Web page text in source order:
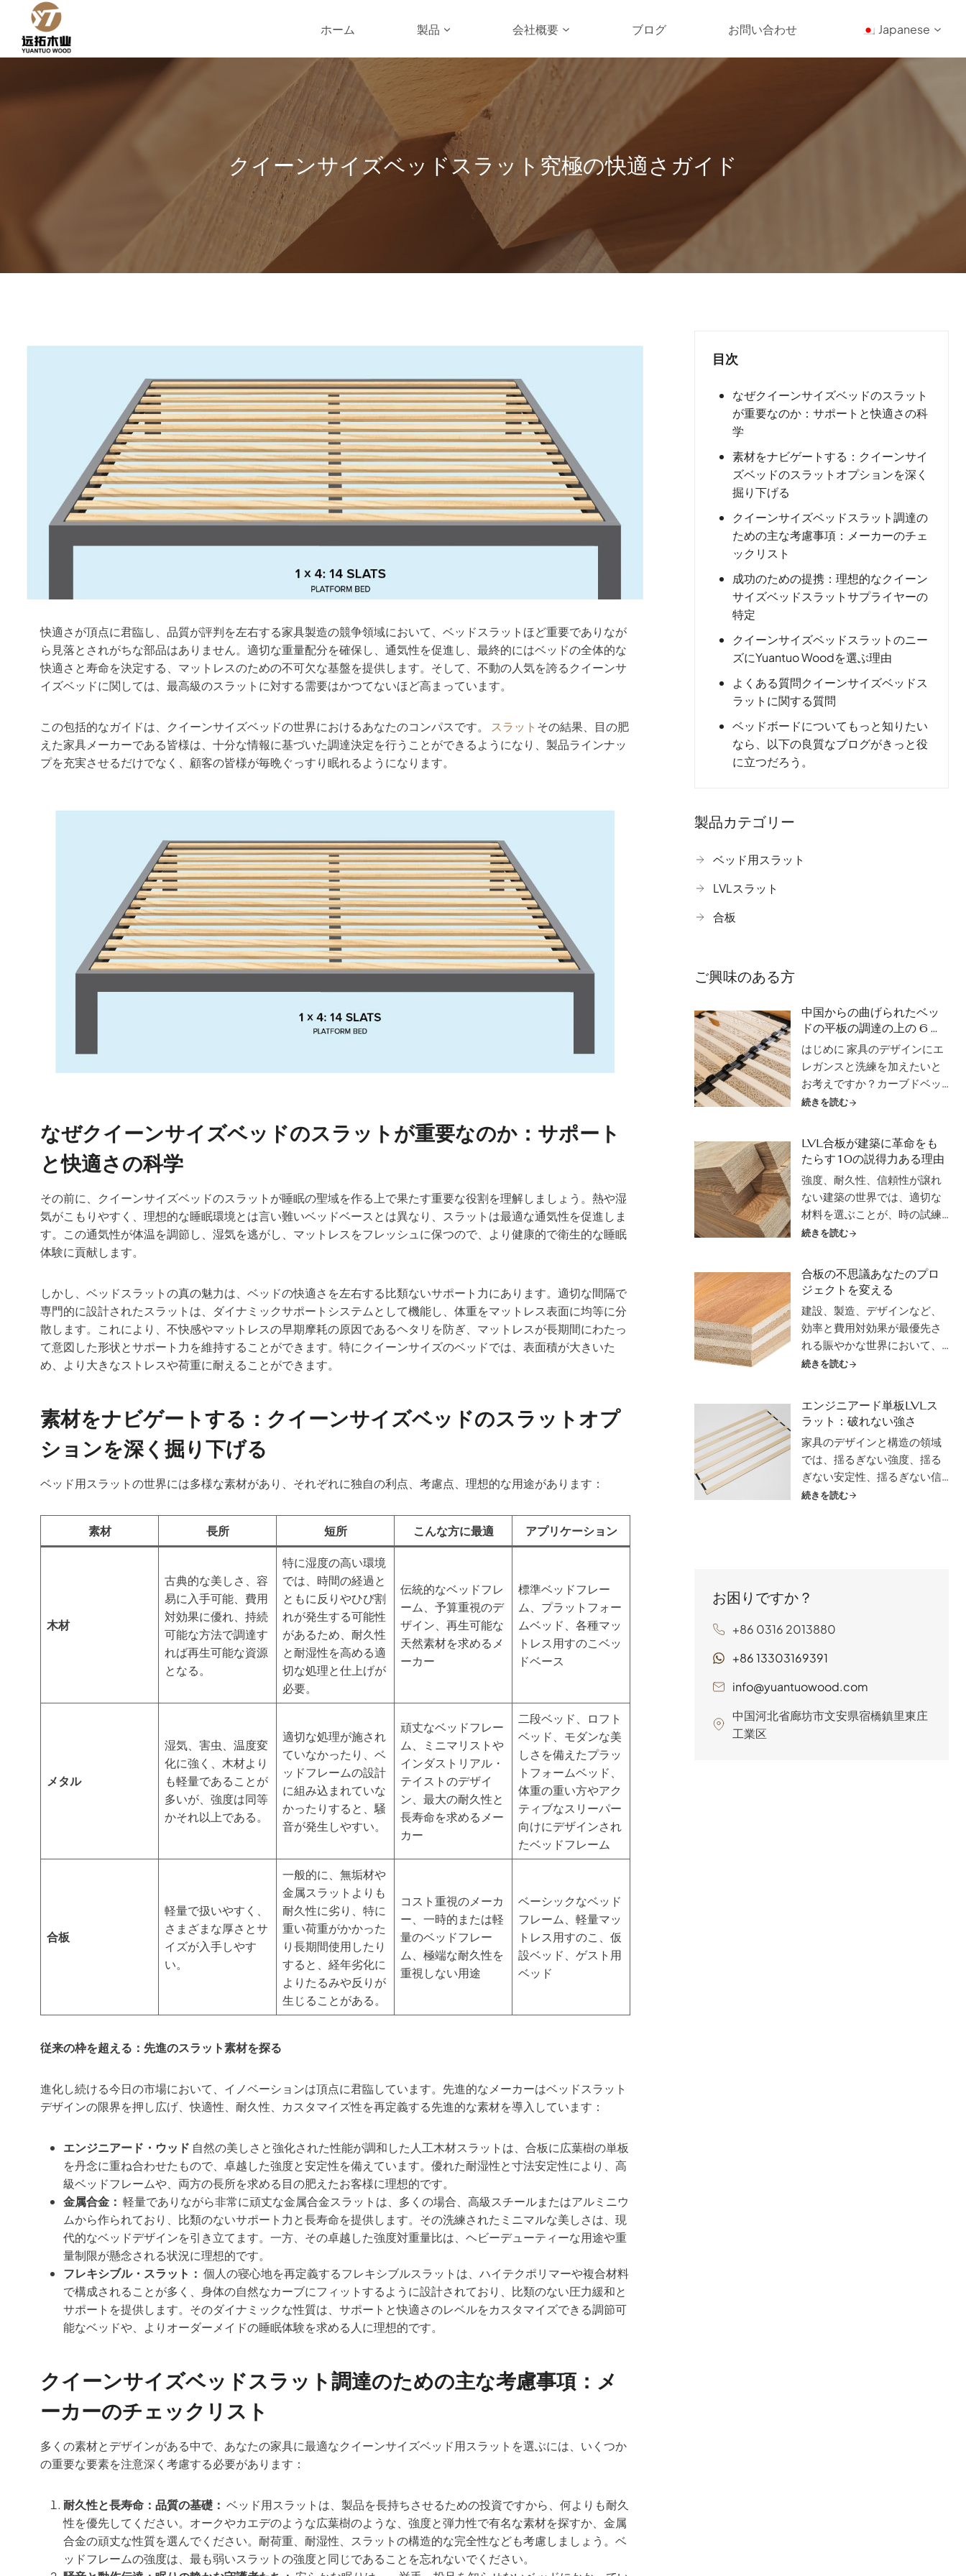
ン
ホーム 製品 会社概要 ブログ お問い合わせ Japanese
クイーンサイズベッドスラット究極の快適さガイド
快適さが頂点に君臨し、品質が評判を左右する家具製造の競争領域において、ベッドスラットほど重要でありなが
ら見落とされがちな部品はありません。適切な重量配分を確保し、通気性を促進し、最終的にはベッドの全体的な
快適さと寿命を決定する、マットレスのための不可欠な基盤を提供します。そして、不動の人気を誇るクイーンサ
イズベッドに関しては、最高級のスラットに対する需要はかつてないほど高まっています。
この包括的なガイドは、クイーンサイズベッドの世界におけるあなたのコンパスです。 スラット その結果、目の肥
えた家具メーカーである皆様は、十分な情報に基づいた調達決定を行うことができるようになり、製品ラインナッ
プを充実させるだけでなく、顧客の皆様が毎晩ぐっすり眠れるようになります。
なぜクイーンサイズベッドのスラットが重要なのか：サポート
と快適さの科学
その前に、クイーンサイズベッドのスラットが睡眠の聖域を作る上で果たす重要な役割を理解しましょう。熱や湿
気がこもりやすく、理想的な睡眠環境とは言い難いベッドベースとは異なり、スラットは最適な通気性を促進しま
す。この通気性が体温を調節し、湿気を逃がし、マットレスをフレッシュに保つので、より健康的で衛生的な睡眠
体験に貢献します。
しかし、ベッドスラットの真の魅力は、ベッドの快適さを左右する比類ないサポート力にあります。適切な間隔で
専門的に設計されたスラットは、ダイナミックサポートシステムとして機能し、体重をマットレス表面に均等に分
散します。これにより、不快感やマットレスの早期摩耗の原因であるヘタリを防ぎ、マットレスが長期間にわたっ
て意図した形状とサポート力を維持することができます。特にクイーンサイズのベッドでは、表面積が大きいた
め、より大きなストレスや荷重に耐えることができます。
素材をナビゲートする：クイーンサイズベッドのスラットオプ
ションを深く掘り下げる
ベッド用スラットの世界には多様な素材があり、それぞれに独自の利点、考慮点、理想的な用途があります：
素材 長所 短所 こんな方に最適 アプリケーション
木材
古典的な美しさ、容
易に入手可能、費用
対効果に優れ、持続
可能な方法で調達す
れば再生可能な資源
となる。
特に湿度の高い環境
では、時間の経過と
ともに反りやひび割
れが発生する可能性
があるため、耐久性
と耐湿性を高める適
切な処理と仕上げが
必要。
伝統的なベッドフレ
ーム、予算重視のデ
ザイン、再生可能な
天然素材を求めるメ
ーカー
標準ベッドフレー
ム、プラットフォー
ムベッド、各種マッ
トレス用すのこベッ
ドベース
メタル
湿気、害虫、温度変
化に強く、木材より
も軽量であることが
多いが、強度は同等
かそれ以上である。
適切な処理が施され
ていなかったり、ベ
ッドフレームの設計
に組み込まれていな
かったりすると、騒
音が発生しやすい。
頑丈なベッドフレー
ム、ミニマリストや
インダストリアル・
テイストのデザイ
ン、最大の耐久性と
長寿命を求めるメー
カー
二段ベッド、ロフト
ベッド、モダンな美
しさを備えたプラッ
トフォームベッド、
体重の重い方やアク
ティブなスリーパー
向けにデザインされ
たベッドフレーム
合板
軽量で扱いやすく、
さまざまな厚さとサ
イズが入手しやす
い。
一般的に、無垢材や
金属スラットよりも
耐久性に劣り、特に
重い荷重がかかった
り長期間使用したり
すると、経年劣化に
よりたるみや反りが
生じることがある。
コスト重視のメーカ
ー、一時的または軽
量のベッドフレー
ム、極端な耐久性を
重視しない用途
ベーシックなベッド
フレーム、軽量マッ
トレス用すのこ、仮
設ベッド、ゲスト用
ベッド
従来の枠を超える：先進のスラット素材を探る
進化し続ける今日の市場において、イノベーションは頂点に君臨しています。先進的なメーカーはベッドスラット
デザインの限界を押し広げ、快適性、耐久性、カスタマイズ性を再定義する先進的な素材を導入しています：
エンジニアード・ウッド 自然の美しさと強化された性能が調和した人工木材スラットは、合板に広葉樹の単板
を丹念に重ね合わせたもので、卓越した強度と安定性を備えています。優れた耐湿性と寸法安定性により、高
級ベッドフレームや、両方の長所を求める目の肥えたお客様に理想的です。
金属合金： 軽量でありながら非常に頑丈な金属合金スラットは、多くの場合、高級スチールまたはアルミニウ
ムから作られており、比類のないサポート力と長寿命を提供します。その洗練されたミニマルな美しさは、現
代的なベッドデザインを引き立てます。一方、その卓越した強度対重量比は、ヘビーデューティーな用途や重
量制限が懸念される状況に理想的です。
フレキシブル・スラット： 個人の寝心地を再定義するフレキシブルスラットは、ハイテクポリマーや複合材料
で構成されることが多く、身体の自然なカーブにフィットするように設計されており、比類のない圧力緩和と
サポートを提供します。そのダイナミックな性質は、サポートと快適さのレベルをカスタマイズできる調節可
能なベッドや、よりオーダーメイドの睡眠体験を求める人に理想的です。
クイーンサイズベッドスラット調達のための主な考慮事項：メ
ーカーのチェックリスト
多くの素材とデザインがある中で、あなたの家具に最適なクイーンサイズベッド用スラットを選ぶには、いくつか
の重要な要素を注意深く考慮する必要があります：
耐久性と長寿命：品質の基礎： ベッド用スラットは、製品を長持ちさせるための投資ですから、何よりも耐久
性を優先してください。オークやカエデのような広葉樹のような、強度と弾力性で有名な素材を探すか、金属
合金の頑丈な性質を選んでください。耐荷重、耐湿性、スラットの構造的な完全性なども考慮しましょう。ベ
ッドフレームの強度は、最も弱いスラットの強度と同じであることを忘れないでください。
目次
なぜクイーンサイズベッドのスラット
が重要なのか：サポートと快適さの科
学
素材をナビゲートする：クイーンサイ
ズベッドのスラットオプションを深く
掘り下げる
クイーンサイズベッドスラット調達の
ための主な考慮事項：メーカーのチェ
ックリスト
成功のための提携：理想的なクイーン
サイズベッドスラットサプライヤーの
特定
クイーンサイズベッドスラットのニー
ズにYuantuo Woodを選ぶ理由
よくある質問クイーンサイズベッドス
ラットに関する質問
ベッドボードについてもっと知りたい
なら、以下の良質なブログがきっと役
に立つだろう。
製品カテゴリー
ベッド用スラット
LVLスラット
合板
ご興味のある方
中国からの曲げられたベッ
ドの平板の調達の上の 6 利
点
はじめに 家具のデザインにエ
レガンスと洗練を加えたいと
お考えですか？カーブドベッ
ドスラットは、製品を高め、
ることができます。中国は、
高品質な曲木部品の製造にお
ける世界的リーダーとして台
頭し、お客様の特定のニーズ
を満たす幅広いオプションを
提供しています。中国...
続きを読む
LVL合板が建築に革命をも
たらす10の説得力ある理由
強度、耐久性、信頼性が譲れ
ない建築の世界では、適切な
材料を選ぶことが、時の試練
に耐えるプロジェクトと、重
プロジェクトの分かれ目にな
ります。特に、優れた耐荷重
性、スパン性能、環境要因へ
の耐性が要求される用途では
なおさらです。LVL合板の登場
です。
続きを読む
合板の不思議あなたのプロ
ジェクトを変える
建設、製造、デザインなど、
効率と費用対効果が最優先さ
れる賑やかな世界において、
合板の汎用性、手頃な価格、
え切れないほどのプロジェク
トで活躍する縁の下の力持ち
であり、多様な用途に対応で
きる信頼性と適応性を備えて
いる。そして、安定した流れ
を確保することに関しては...
続きを読む
エンジニアード単板LVLス
ラット：破れない強さ
家具のデザインと構造の領域
では、揺るぎない強度、揺る
ぎない安定性、揺るぎない信
頼性を実現する素材への探求
する中、エンジニアードウッ
続きを読む
お困りですか？
+86 0316 2013880
+86 13303169391
info@yuantuowood.com
中国河北省廊坊市文安県宿橋鎮里東庄
工業区